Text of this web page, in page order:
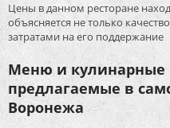
Цены в данном ресторане
объясняется не только
затратами на его поддержание
Меню и
предлагаемые в
Воронежа